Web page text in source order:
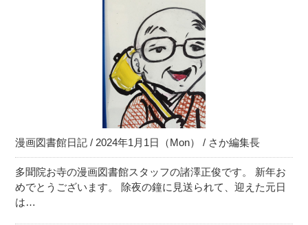
漫画図書館日記 / 2024年1月1日（Mon） / さか編集長
多聞院お寺の漫画図書館スタッフの諸澤正俊です。 新年お
めでとうございます。 除夜の鐘に見送られて、迎えた元日
は…